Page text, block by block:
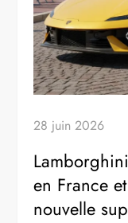
28 juin 2026
en France
nouvelle